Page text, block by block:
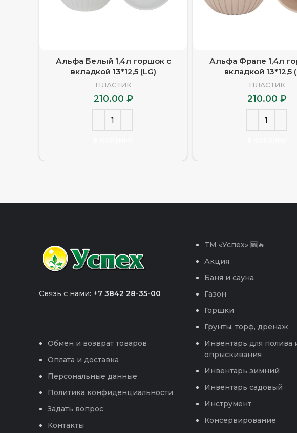
Альфа Белый 1,4л горшок с
вкладкой 13*12,5 (LG)
ПЛАСТИК
210.00 ₽
Альфа Фрапе 1,4л
вкладкой 13*12,5
ПЛАСТИК
210.00 ₽
Связь с нами: +7 3842 28-35-00
Обмен и возврат товаров
Оплата и доставка
Персональные данные
Политика конфиденциальности
Задать вопрос
Контакты
TM «Успех» 🆕🔥
Акция
Баня и сауна
Газон
Горшки
Грунты, торф, дренаж
Инвентарь для полива
опрыскивания
Инвентарь зимний
Инвентарь садовый
Инструмент
Консервирование